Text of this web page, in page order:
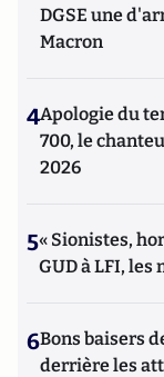
DGSE une
Macron
4Apologie du
700, le
2026
5« Sionistes,
GUD à LFI, les
6Bons baisers
derrière les